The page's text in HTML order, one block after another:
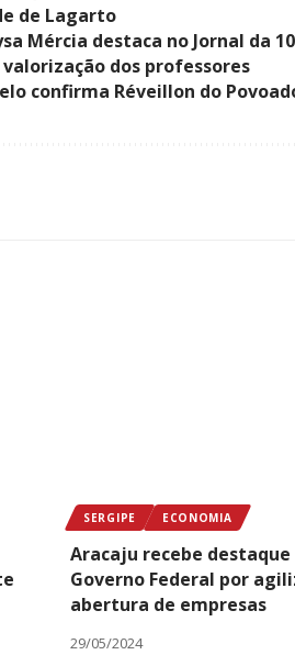
de Lagarto
Mércia destaca no Jornal da
dos professores
confirma Réveillon do
SERGIPE ECONOMIA
Aracaju recebe destaque
Governo Federal por
abertura de empresas
29/05/2024